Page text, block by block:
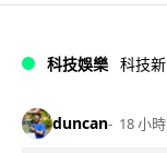
科技娛樂 科技
duncan 18 小時